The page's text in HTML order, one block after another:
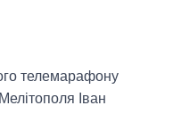
телемарафону
Іван